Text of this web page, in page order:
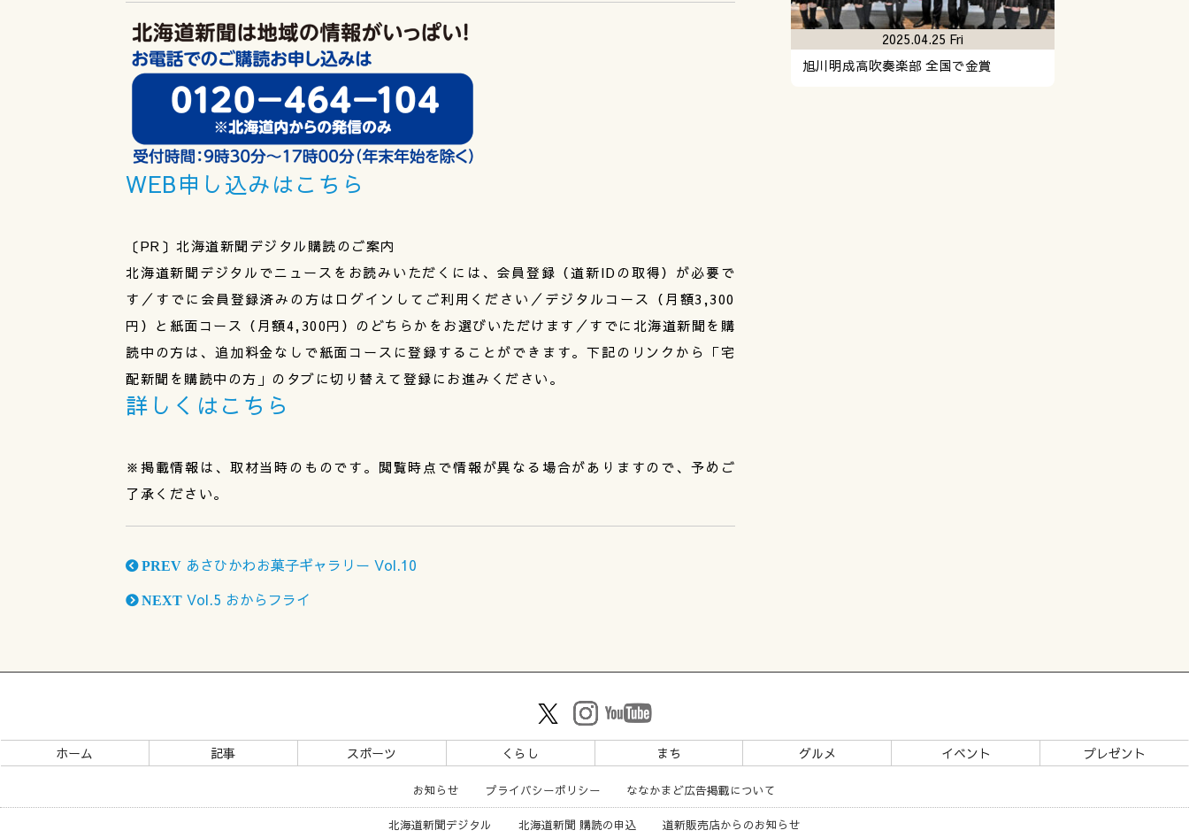
WEB申し込みはこちら
〔PR〕北海道新聞デジタル購読のご案内
北海道新聞デジタルでニュースをお読みいただくには、会員登録（道新IDの取得）が必要で
す／すでに会員登録済みの方はログインしてご利用ください／デジタルコース（月額3,300
円）と紙面コース（月額4,300円）のどちらかをお選びいただけます／すでに北海道新聞を購
読中の方は、追加料金なしで紙面コースに登録することができます。下記のリンクから「宅
配新聞を購読中の方」のタブに切り替えて登録にお進みください。
詳しくはこちら
※掲載情報は、取材当時のものです。閲覧時点で情報が異なる場合がありますので、予めご
了承ください。
PREV あさひかわお菓子ギャラリー Vol.10
NEXT Vol.5 おからフライ
旭川明成高吹奏楽部 全国で金賞
2025.04.25 Fri
ホーム 記事 スポーツ くらし まち グルメ イベント プレゼント
お知らせ プライバシーポリシー ななかまど広告掲載について
北海道新聞デジタル 北海道新聞 購読の申込 道新販売店からのお知らせ